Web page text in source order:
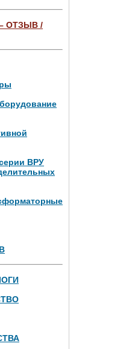
ОТЗЫВ /
ВРУ
модуля 4 МВт,
кВт (4